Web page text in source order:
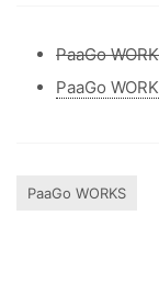
PaaGo
PaaGo
PaaGo WORKS